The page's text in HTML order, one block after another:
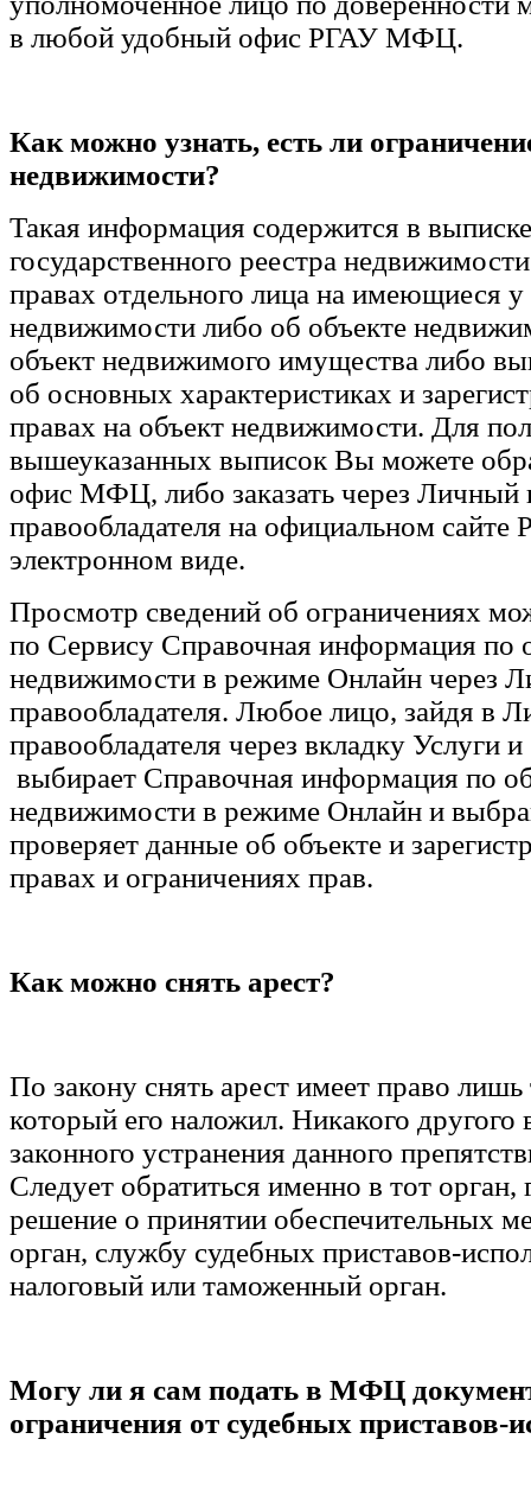
в любой удобный офис РГАУ МФЦ.
Как можно узнать, есть ли
недвижимости?
Такая информация содержится в
государственного реестра
правах отдельного лица на имеющиеся у
недвижимости либо об объекте
объект недвижимого имущества либо
об основных характеристиках и
правах на объект недвижимости. Для
вышеуказанных выписок Вы можете
офис МФЦ, либо заказать через Личный
правообладателя на официальном сайте
электронном виде.
Просмотр сведений об ограничениях
по Сервису Справочная информация по
недвижимости в режиме Онлайн через
правообладателя. Любое лицо, зайдя в
правообладателя через вкладку Услуги
выбирает Справочная информация по
недвижимости в режиме Онлайн и
проверяет данные об объекте и
правах и ограничениях прав.
Как можно снять арест?
По закону снять арест имеет право лишь
который его наложил. Никакого другого
законного устранения данного
Следует обратиться именно в тот
решение о принятии обеспечительных
орган, службу судебных приставов-
налоговый или таможенный орган.
Могу ли я сам подать в МФЦ
ограничения от судебных приставов-